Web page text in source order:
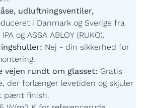
udluftningsventiler,
i Danmark og Sverige fra
og ASSA ABLOY (RUKO).
Nej - din sikkerhed for
vejen rundt om glasset: Gratis
der forlænger levetiden og skjuler
pænt finish.